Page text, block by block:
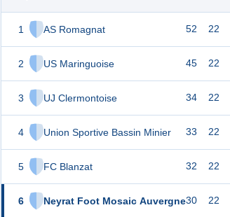
1 AS Romagnat
2 US Maringuoise
3 UJ Clermontoise
4 Union Sportive Bassin Minier
5 FC Blanzat
6 Neyrat Foot Mosaic Auvergne
52 22
45 22
34 22
33 22
32 22
30 22